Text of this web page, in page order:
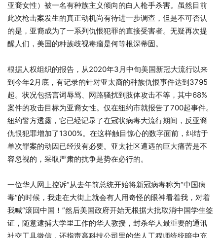
亚裔女性）被一名有种族主义倾向的白人枪手杀害。虽然目前
此次枪击案发生的真正动机尚有待进一步调查，但是不可否认
的是，亚裔成为了一系列仇恨犯罪的直接受害者。无疑再次提
醒人们，美国的种族歧视毒瘤是何等根深蒂固。
根据人权组织的报告，从2020年3月中旬美国新冠大流行以来
到今年2月底，有记录的针对亚太裔的种族仇恨事件达到3795
起。状况包括言词辱骂、网路骚扰到肢体攻击不等，其中68%
案件的攻击目标为亚裔女性。仅在纽约市就报告了700起事件。
纽约警方透露，它已经记录了在冠状病毒大流行期间，反亚裔
仇恨犯罪增加了1300%。在这样触目惊心的数字面前，纠结于
单次罪案的动因已经没有必要。亚太社区遭遇的巨大痛苦是不
容忽视的，采取严肃的抗争是势在必行的。
一位华人网上控诉“从去年前总统开始将新冠病毒称为“中国病
毒“的时候，我走在大街上就会有人用奇怪的眼神看着我，对着
我喊“滚回中国！”然后美国政府开始无根据大批取消中国学生签
证，随意逮捕大学里工作的华人教授，封杀华人最重要的通讯
社交工具微信，还指责高科技公司里的华人工程师统统暗中充